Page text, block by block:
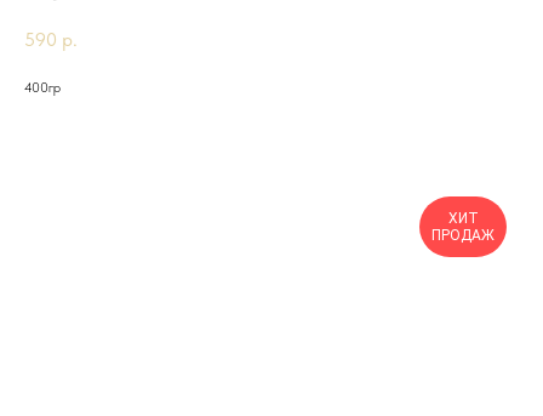
590 р.
400гр
ХИТ
ПРОДАЖ